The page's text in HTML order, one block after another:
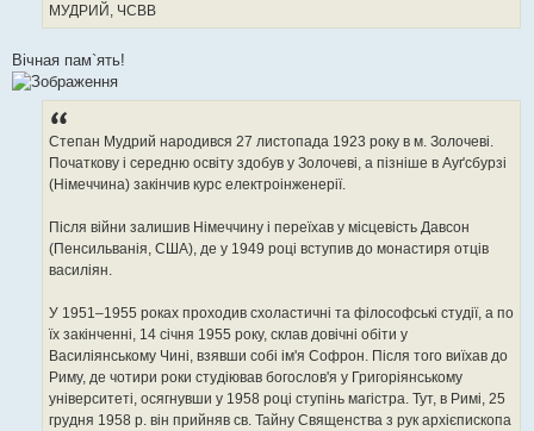
МУДРИЙ, ЧСВВ
Вічная пам`ять!
Степан Мудрий народився 27 листопада 1923 року в м. Золочеві.
Початкову і середню освіту здобув у Золочеві, а пізніше в Ауґсбурзі
(Німеччина) закінчив курс електроінженерії.
Після війни залишив Німеччину і переїхав у місцевість Давсон
(Пенсильванія, США), де у 1949 році вступив до монастиря отців
василіян.
У 1951–1955 роках проходив схоластичні та філософські студії, а по
їх закінченні, 14 січня 1955 року, склав довічні обіти у
Василіянському Чині, взявши собі ім'я Софрон. Після того виїхав до
Риму, де чотири роки студіював богослов'я у Григоріянському
університеті, осягнувши у 1958 році ступінь магістра. Тут, в Римі, 25
грудня 1958 р. він прийняв св. Тайну Священства з рук архієпископа